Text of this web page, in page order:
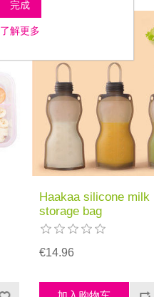
Haakaa silicone milk
storage bag
€14.96
完成
了解更多